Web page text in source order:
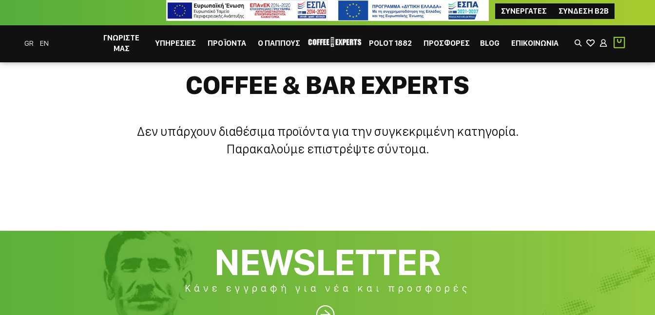
ΣΥΝΕΡΓΑΤΕΣ ΣΥΝΔΕΣΗ B2B
GR EN
ΓΝΩΡΙΣΤΕ
ΜΑΣ
ΥΠΗΡΕΣΙΕΣ ΠΡΟΪΟΝΤΑ
ΕΣΠΡΕΣΣΟ ΕΛΛΗΝΙΚΟΣ
Ο ΠΑΠΠΟΥΣ POLOT 1882 ΠΡΟΣΦΟΡΕΣ BLOG ΕΠΙΚΟΙΝΩΝΙΑ
ΙΣΩΣ ΣΕ ΕΝΔΙΑΦΕΡΟΥΝ
Σοκολάτα Χυμός
Coffee & Bar Experts
COFFEE & BAR EXPERTS
Δεν υπάρχουν διαθέσιμα προϊόντα για την συγκεκριμένη κατηγορία.
Παρακαλούμε επιστρέψτε σύντομα.
NEWSLETTER
Κάνε εγγραφή για νέα και προσφορές